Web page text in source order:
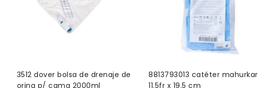
3512 dover bolsa de drenaje de
orina p/ cama 2000ml
8813793013 catéter mahurkar
11.5fr x 19.5 cm